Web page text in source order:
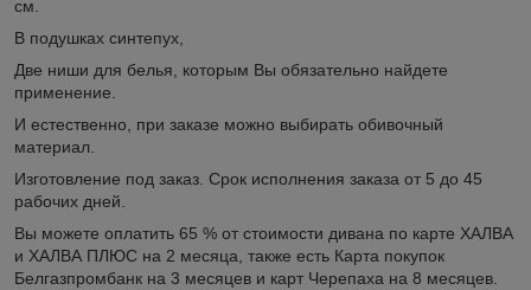
см.
В подушках синтепух,
Две ниши для белья, которым Вы обязательно найдете
применение.
И естественно, при заказе можно выбирать обивочный
материал.
Изготовление под заказ. Срок исполнения заказа от 5 до 45
рабочих дней.
Вы можете оплатить 65 % от стоимости дивана по карте ХАЛВА
и ХАЛВА ПЛЮС на 2 месяца, также есть Карта покупок
Белгазпромбанк на 3 месяцев и карт Черепаха на 8 месяцев.